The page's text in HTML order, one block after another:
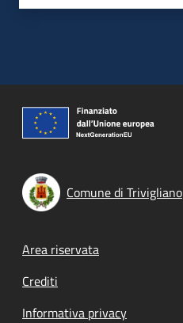
Comune di Trivigliano
Footer menu
Area riservata
Crediti
Informativa privacy